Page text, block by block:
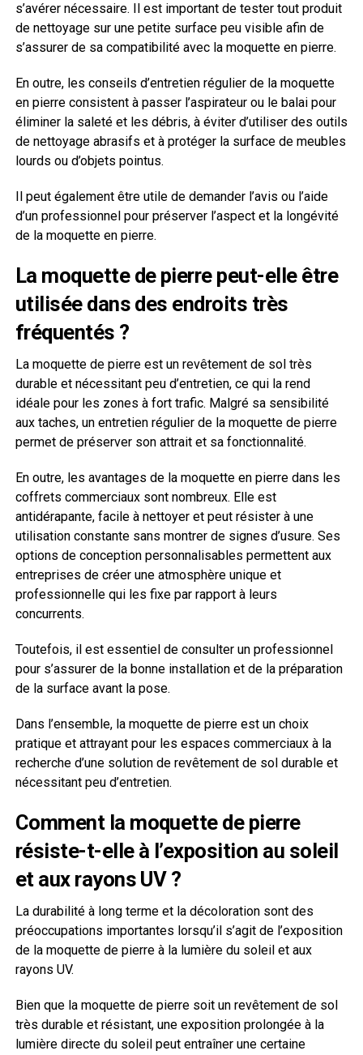
s’avérer nécessaire. Il est important de tester tout produit
de nettoyage sur une petite surface peu visible afin de
s’assurer de sa compatibilité avec la moquette en pierre.
En outre, les conseils d’entretien régulier de la moquette
en pierre consistent à passer l’aspirateur ou le balai pour
éliminer la saleté et les débris, à éviter d’utiliser des outils
de nettoyage abrasifs et à protéger la surface de meubles
lourds ou d’objets pointus.
Il peut également être utile de demander l’avis ou l’aide
d’un professionnel pour préserver l’aspect et la longévité
de la moquette en pierre.
La moquette de pierre peut-elle être
utilisée dans des endroits très
fréquentés ?
La moquette de pierre est un revêtement de sol très
durable et nécessitant peu d’entretien, ce qui la rend
idéale pour les zones à fort trafic. Malgré sa sensibilité
aux taches, un entretien régulier de la moquette de pierre
permet de préserver son attrait et sa fonctionnalité.
En outre, les avantages de la moquette en pierre dans les
coffrets commerciaux sont nombreux. Elle est
antidérapante, facile à nettoyer et peut résister à une
utilisation constante sans montrer de signes d’usure. Ses
options de conception personnalisables permettent aux
entreprises de créer une atmosphère unique et
professionnelle qui les fixe par rapport à leurs
concurrents.
Toutefois, il est essentiel de consulter un professionnel
pour s’assurer de la bonne installation et de la préparation
de la surface avant la pose.
Dans l’ensemble, la moquette de pierre est un choix
pratique et attrayant pour les espaces commerciaux à la
recherche d’une solution de revêtement de sol durable et
nécessitant peu d’entretien.
Comment la moquette de pierre
résiste-t-elle à l’exposition au soleil
et aux rayons UV ?
La durabilité à long terme et la décoloration sont des
préoccupations importantes lorsqu’il s’agit de l’exposition
de la moquette de pierre à la lumière du soleil et aux
rayons UV.
Bien que la moquette de pierre soit un revêtement de sol
très durable et résistant, une exposition prolongée à la
lumière directe du soleil peut entraîner une certaine